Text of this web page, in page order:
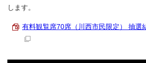
します。
有料観覧席70席（川西市民限定） 抽選